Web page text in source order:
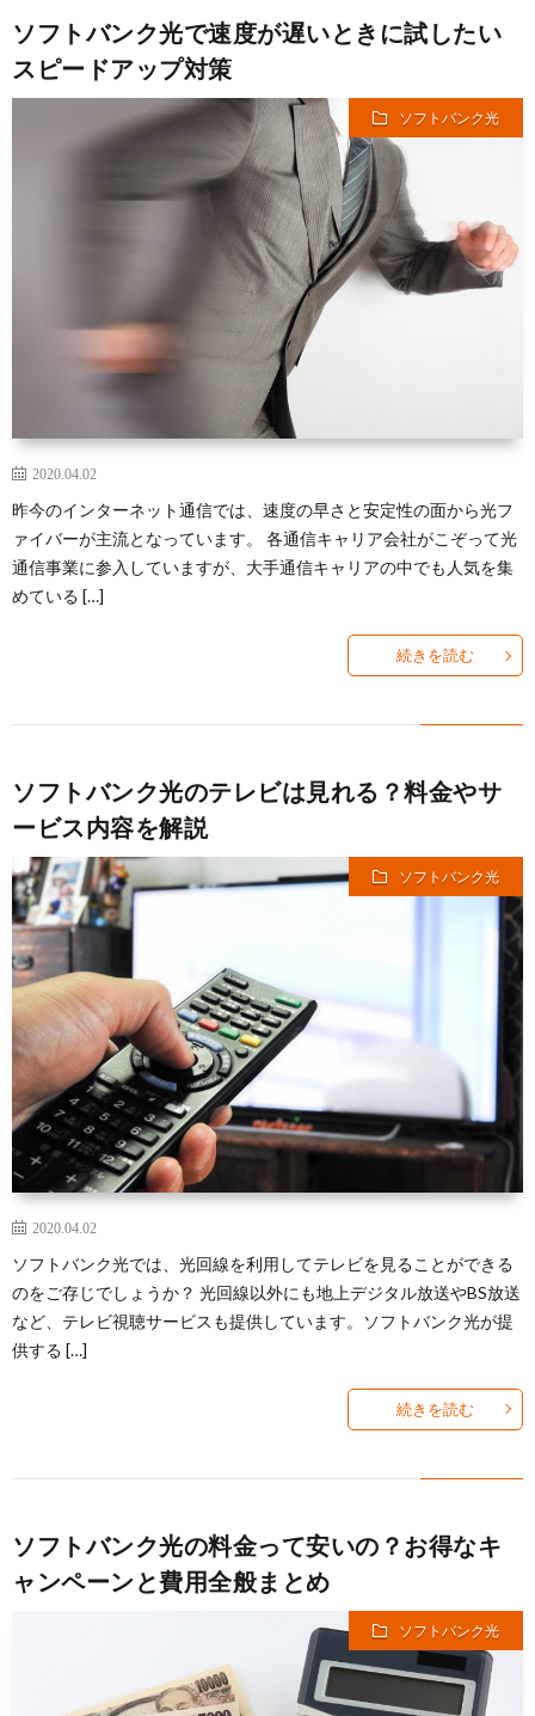
ソフトバンク光で速度が遅いときに試したい
スピードアップ対策
ソフトバンク光
2020.04.02
昨今のインターネット通信では、速度の早さと安定性の面から光フ
ァイバーが主流となっています。 各通信キャリア会社がこぞって光
通信事業に参入していますが、大手通信キャリアの中でも人気を集
めている […]
続きを読む
ソフトバンク光のテレビは見れる？料金やサ
ービス内容を解説
ソフトバンク光
2020.04.02
ソフトバンク光では、光回線を利用してテレビを見ることができる
のをご存じでしょうか？ 光回線以外にも地上デジタル放送やBS放送
など、テレビ視聴サービスも提供しています。ソフトバンク光が提
供する […]
続きを読む
ソフトバンク光の料金って安いの？お得なキ
ャンペーンと費用全般まとめ
ソフトバンク光